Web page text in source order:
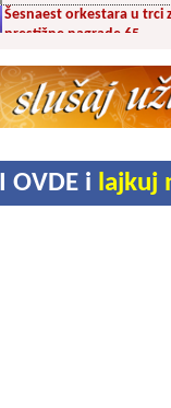
Šesnaest orkestara u trci
prestižne nagrade 65.
Bez Vranjanaca u
takmičarskom delu
Akcija dobrovoljnog
KUD Vrelac u Vranjskoj
domaćin Međunarodnog
OVDE i lajkuj